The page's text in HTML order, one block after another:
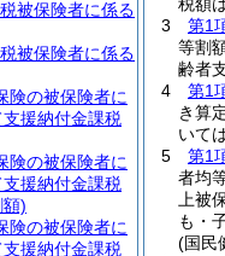
3
第1
等割
齢者
4
第1
き算
いて
5
第1
者均
上被
も・
(国民
被保険者に係る
被保険者に係る
険の被保険者に
援納付金課税
険の被保険者に
援納付金課税
)
険の被保険者に
援納付金課税